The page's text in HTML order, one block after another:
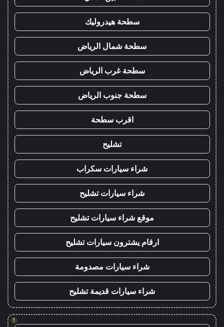
سطحة هيدروليك
سطحة شمال الرياض
سطحة غرب الرياض
سطحة جنوب الرياض
اقرب سطحة
تشليح
شراء سيارات سكراب
شراء سيارات تشليح
موقع شراء سيارات تشليح
ارقام يشترون سيارات تشليح
شراء سيارات مصدومة
شراء سيارات قديمة تشليح
!